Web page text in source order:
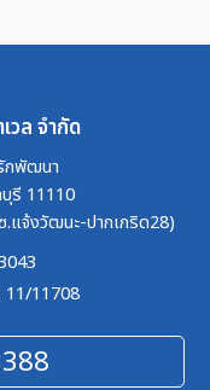
วล จำกัด
กพัฒนา
รี 11110
แจ้งวัฒนะ-ปากเกริด28)
11/11708